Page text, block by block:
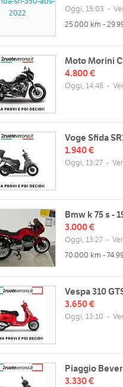
Oggi, 15:03 -
25.000 km -
Moto Morini
4.800 €
Oggi, 14:48 -
Voge Sfida
1.940 €
Oggi, 13:27 -
Bmw k 75 s -
3.000 €
Oggi, 13:27 -
70.000 km -
Vespa 310
3.650 €
Oggi, 13:10 -
Piaggio
3.330 €